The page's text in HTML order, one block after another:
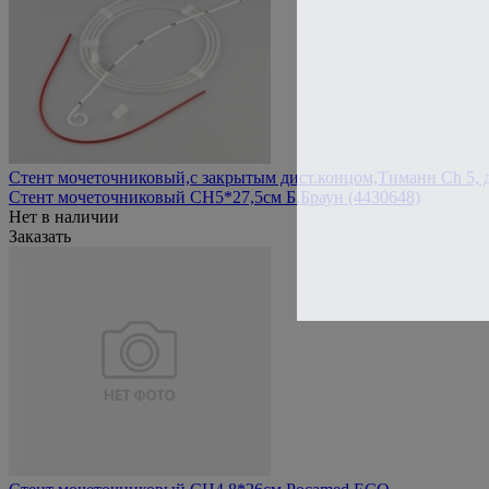
Стент мочеточниковый,с закрытым дист.концом,Тиманн Ch 5,
Стент мочеточниковый СН5*27,5см Б.Браун (4430648)
Нет в наличии
Заказать